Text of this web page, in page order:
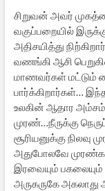
சிறுவன் அவர்
வகுப்பறையில்
அதிசயித்து
வணங்கி ஆசி
மாணவர்கள் மட்டும்
பார்க்கிறார்கள்…
உலகின் ஆதார அம்சம்.
முரண்…நீருக்கு
சூரியனுக்கு
அதுபோலவே
இரவையும்
அருகருகே